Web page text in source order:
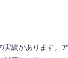
実績があります。